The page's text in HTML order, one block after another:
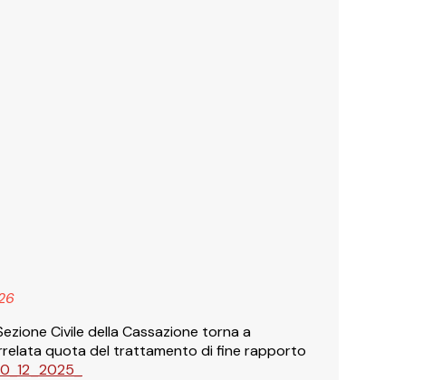
Civile della Cassazione torna a
quota del trattamento di fine rapporto